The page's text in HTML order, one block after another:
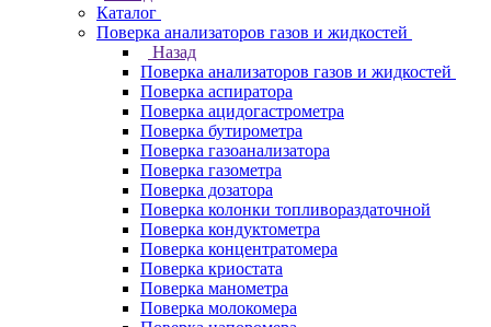
Каталог
Поверка анализаторов газов и жидкостей
Назад
Поверка анализаторов газов и жидкостей
Поверка аспиратора
Поверка ацидогастрометра
Поверка бутирометра
Поверка газоанализатора
Поверка газометра
Поверка дозатора
Поверка колонки топливораздаточной
Поверка кондуктометра
Поверка концентратомера
Поверка криостата
Поверка манометра
Поверка молокомера